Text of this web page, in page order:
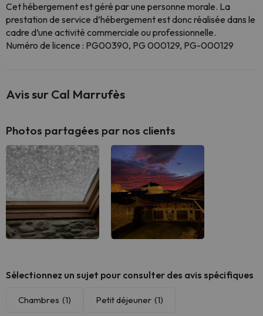
Cet hébergement est géré par une personne morale. La
prestation de service d’hébergement est donc réalisée dans le
cadre d’une activité commerciale ou professionnelle.
Numéro de licence : PG00390, PG 000129, PG-000129
Avis sur Cal Marrufès
Photos partagées par nos clients
Sélectionnez un sujet pour consulter des avis spécifiques
Chambres (1) Petit déjeuner (1)